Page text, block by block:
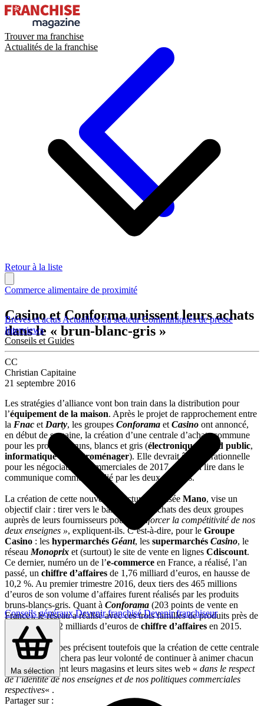
Trouver ma franchise
Actualités de la franchise
Brèves et actus Actualités du secteurCommuniqués de presse
Interviews
Conseils et Guides
Conseils générauxDevenir franchiséDevenir franchiseur
Ma sélection
Retour à la liste
Commerce alimentaire de proximité
Casino et Conforma unissent leurs achats
dans le « brun-blanc-gris »
CC
Christian Capitaine
21 septembre 2016
Les stratégies d’alliance vont bon train dans la distribution pour
l’équipement de la maison. Après le projet de rapprochement entre
la Fnac et Darty, les groupes Conforama et Casino ont annoncé,
en début de semaine, la création d’une centrale d’achats commune
pour les produits bruns, blancs et gris (électronique grand public,
informatique
électroménager). Elle devrait être opérationnelle
pour les négociations commerciales de 2017, peut-on lire dans le
communique commun publié par les deux groupes.
La création de cette nouvelle structure, baptisée Mano, vise un
objectif clair : tirer vers le bas les prix d’achats des deux groupes
auprès de leurs fournisseurs pour «
renforcer la compétitivité de nos
deux enseignes », expliquent-ils. C’est-à-dire, pour le Groupe
Casino : les hypermarchés Géant, les supermarchés Casino, le
réseau Monoprix et (surtout) le site de vente en lignes Cdiscount.
Ce dernier, numéro un de l’e-commerce en France, a réalisé, l’an
passé, un chiffre d’affaires de 1,76 milliard d’euros, en hausse de
10,2 %. Au premier trimestre 2016, deux tiers des 465 millions
d’euros de son volume d’affaires furent réalisés par les produits
bruns-blancs-gris. Quant à Conforama (203 points de vente en
France), le réseau a réalisé avec ces trois familles de produits près de
40 % de ses 3,2 milliards d’euros de chiffre d’affaires en 2015.
Les deux groupes précisent toutefois que la création de cette centrale
d’achats n’entâchera pas leur volonté de continuer à animer chacun
indépendamment leurs magasins et leurs sites web « dans le respect
de l’identité de nos enseignes et de nos politiques commerciales
respectives« .
Partager sur :